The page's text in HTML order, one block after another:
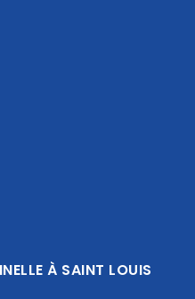
À SAINT LOUIS